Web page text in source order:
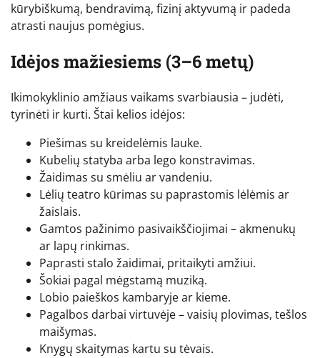
kūrybiškumą, bendravimą, fizinį aktyvumą ir padeda
atrasti naujus pomėgius.
Idėjos mažiesiems (3–6 metų)
Ikimokyklinio amžiaus vaikams svarbiausia – judėti,
tyrinėti ir kurti. Štai kelios idėjos:
Piešimas su kreidelėmis lauke.
Kubelių statyba arba lego konstravimas.
Žaidimas su smėliu ar vandeniu.
Lėlių teatro kūrimas su paprastomis lėlėmis ar
žaislais.
Gamtos pažinimo pasivaikščiojimai – akmenukų
ar lapų rinkimas.
Paprasti stalo žaidimai, pritaikyti amžiui.
Šokiai pagal mėgstamą muziką.
Lobio paieškos kambaryje ar kieme.
Pagalbos darbai virtuvėje – vaisių plovimas, tešlos
maišymas.
Knygų skaitymas kartu su tėvais.